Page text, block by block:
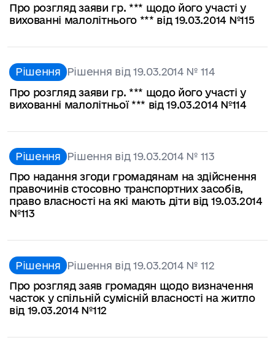
Про розгляд заяви гр. *** щодо його участі у
вихованні малолітнього *** від 19.03.2014 №115
Рішення Рішення від 19.03.2014 № 114
Про розгляд заяви гр. *** щодо його участі у
вихованні малолітньої *** від 19.03.2014 №114
Рішення Рішення від 19.03.2014 № 113
Про надання згоди громадянам на здійснення
правочинів стосовно транспортних засобів,
право власності на які мають діти від 19.03.2014
№113
Рішення Рішення від 19.03.2014 № 112
Про розгляд заяв громадян щодо визначення
часток у спільній сумісній власності на житло
від 19.03.2014 №112